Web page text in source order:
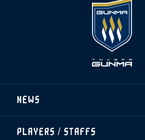
NEWS
TOPICS
PLAYERS / STAFFS